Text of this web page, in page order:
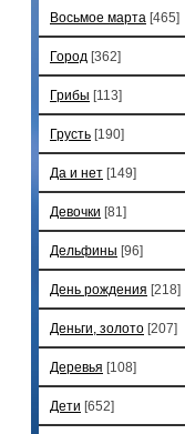
Восьмое марта [465]
Город [362]
Грибы [113]
Грусть [190]
Да и нет [149]
Девочки [81]
Дельфины [96]
День рождения [218]
Деньги, золото [207]
Деревья [108]
Дети [652]